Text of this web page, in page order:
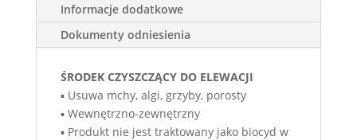
Informacje dodatkowe
Dokumenty odniesienia
ŚRODEK CZYSZCZĄCY DO ELEWACJI
▪ Usuwa mchy, algi, grzyby, porosty
▪ Wewnętrzno-zewnętrzny
▪ Produkt nie jest traktowany jako biocyd w